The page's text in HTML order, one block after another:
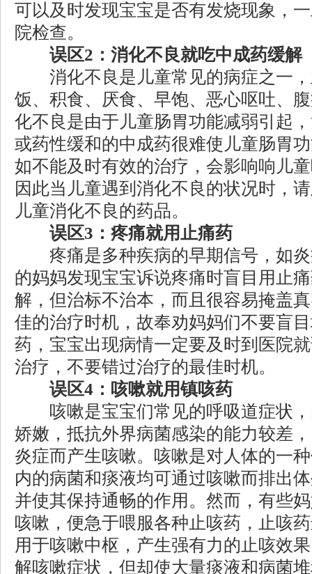
可以及时发现宝宝是否有发烧现象，
院检查。
误区2：消化不良就吃中成药缓解
消化不良是儿童常见的病症之一，
饭、积食、厌食、早饱、恶心呕吐、
化不良是由于儿童肠胃功能减弱引起
或药性缓和的中成药很难使儿童肠胃
如不能及时有效的治疗，会影响响儿
因此当儿童遇到消化不良的状况时，
儿童消化不良的药品。
误区3：疼痛就用止痛药
疼痛是多种疾病的早期信号，如炎
的妈妈发现宝宝诉说疼痛时盲目用止
解，但治标不治本，而且很容易掩盖
佳的治疗时机，故奉劝妈妈们不要盲
药，宝宝出现病情一定要及时到医院
治疗，不要错过治疗的最佳时机。
误区4：咳嗽就用镇咳药
咳嗽是宝宝们常见的呼吸道症状，
娇嫩，抵抗外界病菌感染的能力较差
炎症而产生咳嗽。咳嗽是对人体的一
内的病菌和痰液均可通过咳嗽而排出
并使其保持通畅的作用。然而，有些
咳嗽，便急于喂服各种止咳药，止咳
用于咳嗽中枢，产生强有力的止咳效
解咳嗽症状，但却使大量痰液和病菌